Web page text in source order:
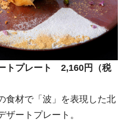
トプレート 2,160円（税
食材で「波」を表現した北
ザートプレート。